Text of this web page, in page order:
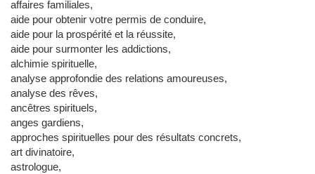
affaires familiales,
aide pour obtenir votre permis de conduire,
aide pour la prospérité et la réussite,
aide pour surmonter les addictions,
alchimie spirituelle,
analyse approfondie des relations amoureuses,
analyse des rêves,
ancêtres spirituels,
anges gardiens,
approches spirituelles pour des résultats concrets,
art divinatoire,
astrologue,